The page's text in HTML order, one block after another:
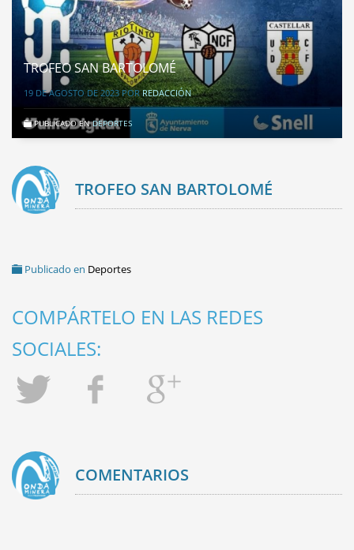
TROFEO SAN BARTOLOMÉ
19 DE AGOSTO DE 2023PORREDACCIÓN
PUBLICADO ENDEPORTES
TROFEO SAN BARTOLOMÉ
Publicado en Deportes
COMPÁRTELO EN LAS REDES
SOCIALES:
COMENTARIOS